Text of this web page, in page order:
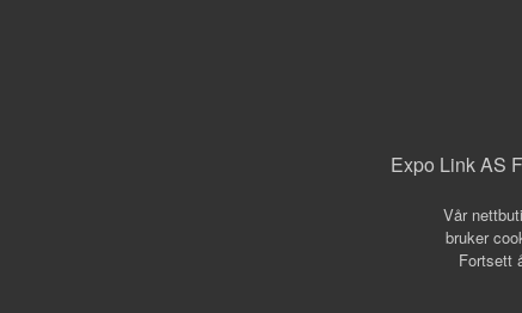
Expo Link AS
Vår
bruker
Fortsett